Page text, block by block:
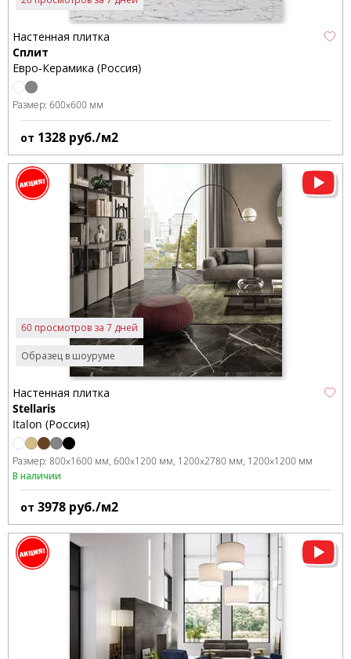
Настенная плитка
Сплит
Евро-Керамика (Россия)
Размер: 600x600 мм
от 1328 руб./м2
Образец в шоуруме
60 просмотров за 7 дней
Настенная плитка
Stellaris
Italon (Россия)
Размер: 800x1600 мм 600x1200 мм 1200x2780 мм 1200x1200 мм
В наличии
от 3978 руб./м2